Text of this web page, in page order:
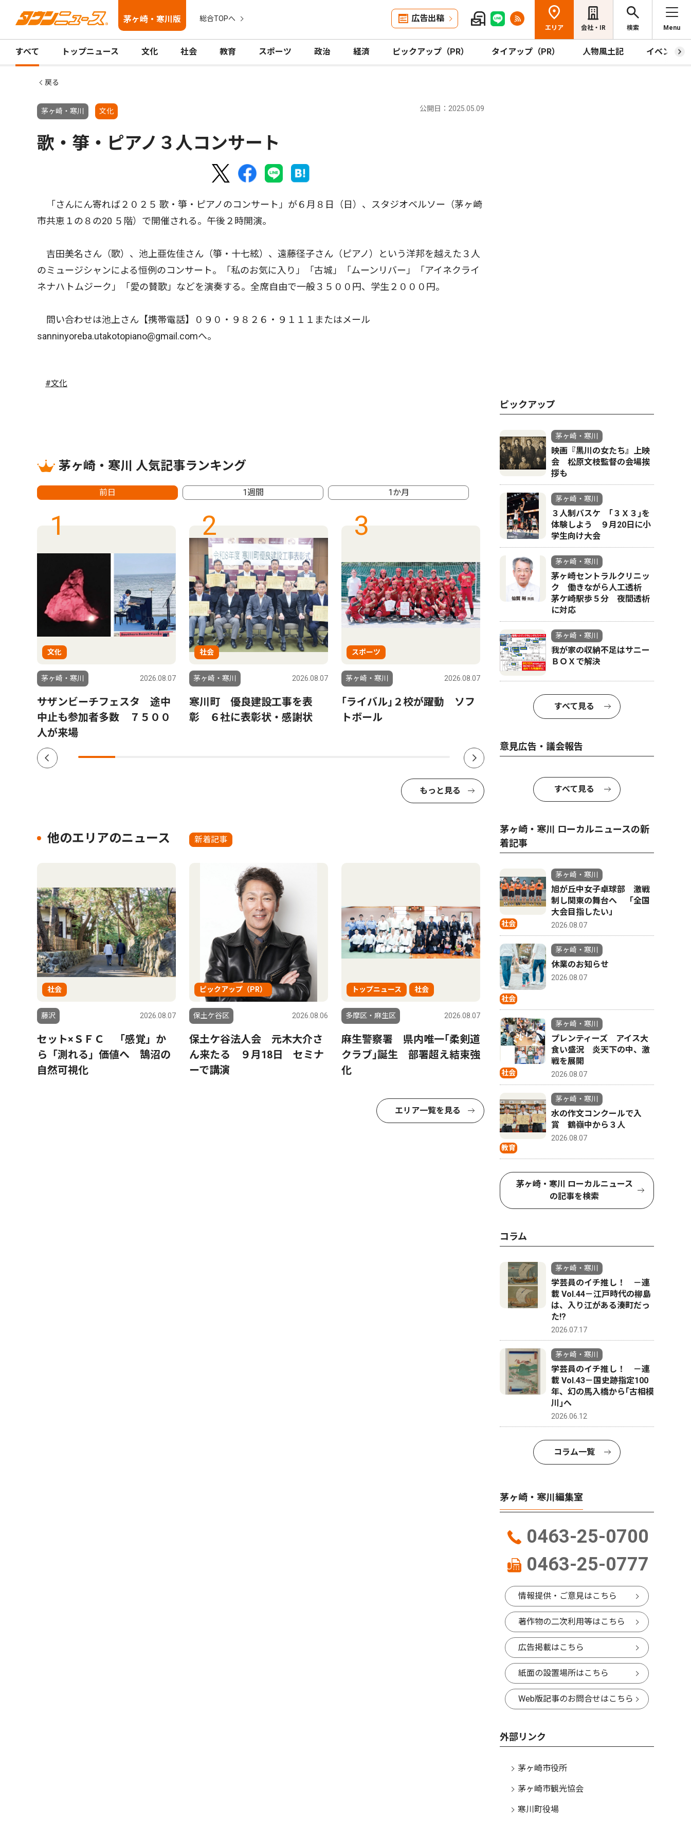
茅ヶ崎・寒川版 総合TOPへ 広告出稿
エリア 会社・IR 検索 Menu
すべて トップニュース 文化 社会 教育 スポーツ 政治 経済 ピックアップ（PR） タイアップ（PR） 人物風土記 イベント
戻る
茅ヶ崎・寒川 文化 公開日：2025.05.09
歌・箏・ピアノ３人コンサート
「さんにん寄れば２０２５ 歌・箏・ピアノのコンサート」が６月８日（日）、スタジオベルソー（茅ヶ崎
市共恵１の８の20 ５階）で開催される。午後２時開演。
吉田美名さん（歌）、池上亜佐佳さん（箏・十七絃）、遠藤径子さん（ピアノ）という洋邦を越えた３人
のミュージシャンによる恒例のコンサート。「私のお気に入り」「古城」「ムーンリバー」「アイネクライ
ネナハトムジーク」「愛の賛歌」などを演奏する。全席自由で一般３５００円、学生２０００円。
問い合わせは池上さん【携帯電話】０９０・９８２６・９１１１またはメール
sanninyoreba.utakotopiano@gmail.comへ。
#文化
茅ヶ崎・寒川 人気記事ランキング
前日 1週間 1か月
1
文化
茅ヶ崎・寒川 2026.08.07
サザンビーチフェスタ 途中
中止も参加者多数 ７５００
人が来場
2
社会
茅ヶ崎・寒川 2026.08.07
寒川町 優良建設工事を表
彰 ６社に表彰状・感謝状
3
スポーツ
茅ヶ崎・寒川 2026.08.07
｢ライバル｣２校が躍動 ソフ
トボール
4
社会
休業のお知らせ
もっと見る
他のエリアのニュース 新着記事
社会
藤沢 2026.08.07
セット×ＳＦＣ 「感覚」か
ら「測れる」価値へ 鵠沼の
自然可視化
ピックアップ（PR）
保土ケ谷区 2026.08.06
保土ケ谷法人会 元木大介さ
ん来たる ９月18日 セミナ
ーで講演
トップニュース 社会
多摩区・麻生区 2026.08.07
麻生警察署 県内唯一｢柔剣道
クラブ｣誕生 部署超え結束強
化
エリア一覧を見る
ピックアップ
茅ヶ崎・寒川
映画『黒川の女たち』上映
会 松原文枝監督の会場挨
拶も
茅ヶ崎・寒川
３人制バスケ ｢３Ｘ３｣を
体験しよう ９月20日に小
学生向け大会
茅ヶ崎・寒川
茅ヶ崎セントラルクリニッ
ク 働きながら人工透析
茅ケ崎駅歩５分 夜間透析
に対応
茅ヶ崎・寒川
我が家の収納不足はサニー
ＢＯＸで解決
すべて見る
意見広告・議会報告
すべて見る
茅ヶ崎・寒川 ローカルニュースの新
着記事
社会
茅ヶ崎・寒川
旭が丘中女子卓球部 激戦
制し関東の舞台へ 「全国
大会目指したい」
2026.08.07
社会
茅ヶ崎・寒川
休業のお知らせ
2026.08.07
社会
茅ヶ崎・寒川
プレンティーズ アイス大
食い盛況 炎天下の中、激
戦を展開
2026.08.07
教育
茅ヶ崎・寒川
水の作文コンクールで入
賞 鶴嶺中から３人
2026.08.07
茅ヶ崎・寒川 ローカルニュース
の記事を検索
コラム
茅ヶ崎・寒川
学芸員のイチ推し！ －連
載 Vol.44－江戸時代の柳島
は、入り江がある湊町だっ
た!?
2026.07.17
茅ヶ崎・寒川
学芸員のイチ推し！ －連
載 Vol.43－国史跡指定100
年、幻の馬入橋から｢古相模
川｣へ
2026.06.12
コラム一覧
茅ヶ崎・寒川編集室
0463-25-0700
0463-25-0777
情報提供・ご意見はこちら
著作物の二次利用等はこちら
広告掲載はこちら
紙面の設置場所はこちら
Web版記事のお問合せはこちら
外部リンク
茅ヶ崎市役所
茅ヶ崎市観光協会
寒川町役場